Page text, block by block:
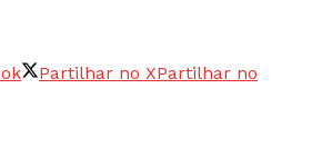
Partilhar no XPartilhar no